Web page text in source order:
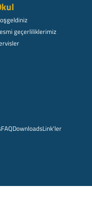
geçerliliklerimiz
FAQDownloadsLink'ler